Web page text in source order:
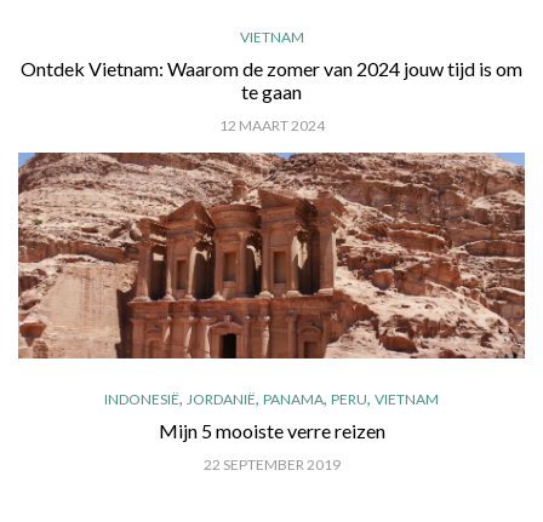
VIETNAM
Ontdek Vietnam: Waarom de zomer van 2024 jouw tijd is om
te gaan
12 MAART 2024
INDONESIË, JORDANIË, PANAMA, PERU, VIETNAM
Mijn 5 mooiste verre reizen
22 SEPTEMBER 2019